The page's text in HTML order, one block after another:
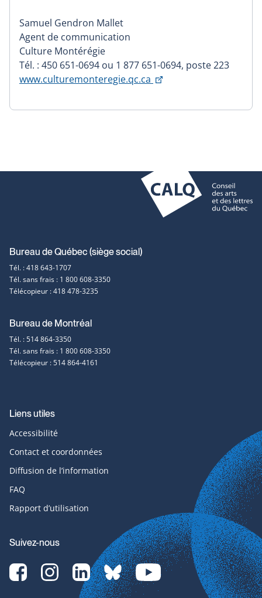
Samuel Gendron Mallet
Agent de communication
Culture Montérégie
Tél. : 450 651-0694 ou 1 877 651-0694, poste 223
www.culturemonteregie.qc.ca
Ce
s'ouvrira
Coordonnées
et
contact
Bureau de Québec (siège social)
Tél. : 418 643-1707
Tél. sans frais : 1 800 608-3350
Télécopieur : 418 478-3235
Bureau de Montréal
Tél. : 514 864-3350
Tél. sans frais : 1 800 608-3350
Télécopieur : 514 864-4161
Liens utiles
Accessibilité
Contact et coordonnées
Diffusion de l’information
FAQ
Rapport d’utilisation
Suivez-nous
Facebook-
svg
Instagram-
svg
LinkedIn-
svg
bluesky-
svg
YouTube-
svg